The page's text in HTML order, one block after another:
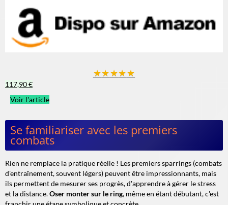
★★★★★
117,90 €
Voir l'article
Se familiariser avec les premiers
combats
Rien ne remplace la pratique réelle ! Les premiers sparrings (combats
d'entraînement, souvent légers) peuvent être impressionnants, mais
ils permettent de mesurer ses progrès, d'apprendre à gérer le stress
et la distance.Oser monter sur le ring, même en étant débutant, c'est